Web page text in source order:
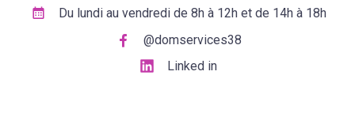
Du lundi au vendredi de 8h à 12h et de 14h à 18h
@domservices38
Linked in